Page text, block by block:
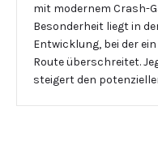
mit modernem Crash-
Besonderheit liegt in
Entwicklung, bei der
Route überschreitet.
steigert den